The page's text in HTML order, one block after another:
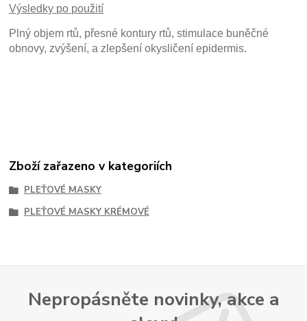
Výsledky po použití
Plný objem rtů, přesné kontury rtů, stimulace buněčné
obnovy, zvýšení, a zlepšení okysličení epidermis.
Zboží zařazeno v kategoriích
PLEŤOVÉ MASKY
PLEŤOVÉ MASKY KRÉMOVÉ
Nepropásněte novinky, akce a